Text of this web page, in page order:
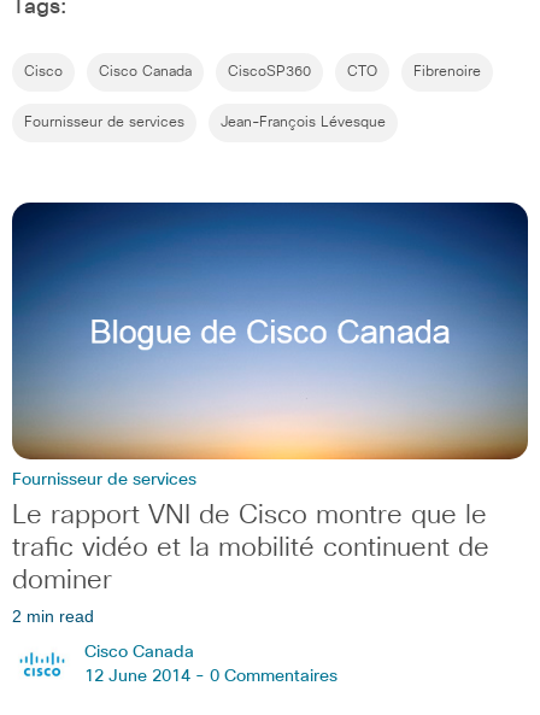
Tags:
Cisco Cisco Canada CiscoSP360 CTO Fibrenoire
Fournisseur de services Jean-François Lévesque
Fournisseur de services
Le rapport VNI de Cisco montre que le
trafic vidéo et la mobilité continuent de
dominer
2 min read
Cisco Canada
12 June 2014 - 0 Commentaires